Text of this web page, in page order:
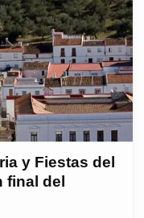
y Fiestas del
final del